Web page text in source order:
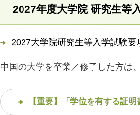
2027年度大学院 研究生等
2027大学院研究生等入学試験要
中国の大学を卒業／修了した方は
【重要】「学位を有する証